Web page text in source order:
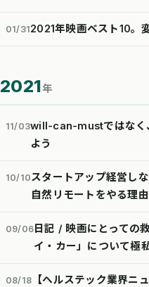
01/312021年映画ベスト10。
2021年
11/03will-can-mustではな
よう
10/10スタートアップ経営し
自然リモートをやる理由
09/06日記 / 映画にとっての
イ・カー」について極
08/18
【ヘルステック業界ニ